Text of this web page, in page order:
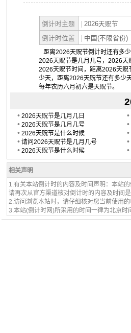
倒计时主题
2026天贶节
倒计时位置
中国(不限省份)
距离2026天贶节倒计时还有多
2026天贶节是几月几号，2026
2026天贶节时间，距离2026天
少天，距离2026天贶节还有多少
每年农历六月初六是天贶节。
• 2026天贶节是几月几日
• 2026天贶节是几月几号
• 2026天贶节是什么时候
• 请问2026天贶节是几月几号
• 2026天贶节是什么时候
•
•
•
•
•
相关声明
1.有关本站倒计时的内容及时间声明：本站
请再次从官方渠道核对倒计时的内容及时间
2.访问浏览本站时，请仔细核对您当前使用
3.本站(倒计时网)所采用的时间一律为北京